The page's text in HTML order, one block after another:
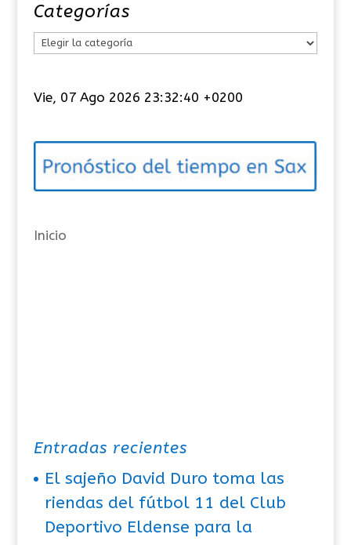
Categorías
e
o
í
s
Vie, 07 Ago 2026 23:32:41 +0200
Inicio
Entradas recientes
El sajeño David Duro toma las
riendas del fútbol 11 del Club
Deportivo Eldense para la